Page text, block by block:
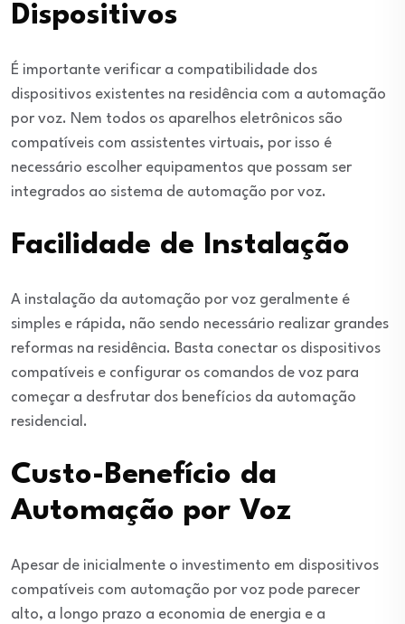
Dispositivos
É importante verificar a compatibilidade dos
dispositivos existentes na residência com a automação
por voz. Nem todos os aparelhos eletrônicos são
compatíveis com assistentes virtuais, por isso é
necessário escolher equipamentos que possam ser
integrados ao sistema de automação por voz.
Facilidade de Instalação
A instalação da automação por voz geralmente é
simples e rápida, não sendo necessário realizar grandes
reformas na residência. Basta conectar os dispositivos
compatíveis e configurar os comandos de voz para
começar a desfrutar dos benefícios da automação
residencial.
Custo-Benefício da
Automação por Voz
Apesar de inicialmente o investimento em dispositivos
compatíveis com automação por voz pode parecer
alto, a longo prazo a economia de energia e a